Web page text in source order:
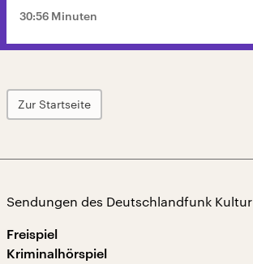
30:56 Minuten
Zur Startseite
Sendungen des Deutschlandfunk Kultur
Freispiel
Kriminalhörspiel